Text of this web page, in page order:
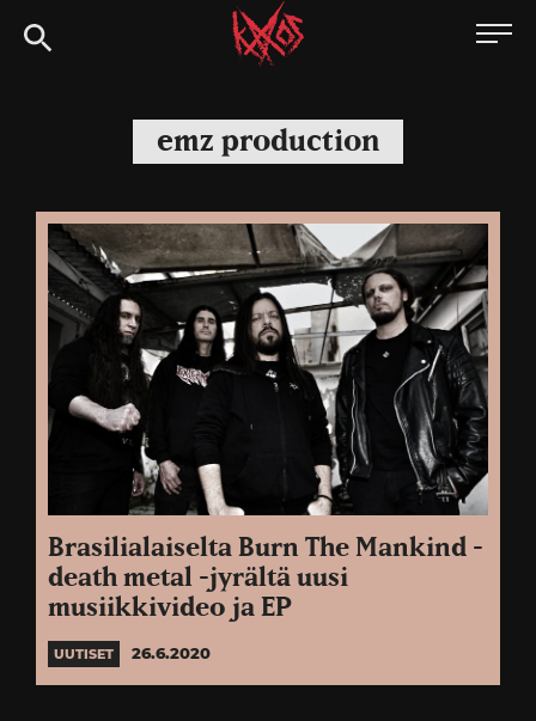
Siirry
suoraan
Kaaoszine
emz production
Brasilialaiselta Burn The Mankind -
death metal -jyrältä uusi
musiikkivideo ja EP
UUTISET 26.6.2020